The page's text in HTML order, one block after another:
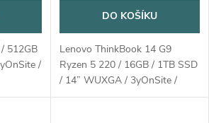
512GB
/
DO KOŠÍKU
Lenovo ThinkBook 14 G9
Ryzen 5 220 / 16GB / 1TB SSD
/ 14” WUXGA / 3yOnSite /
Win11 Home / šedá